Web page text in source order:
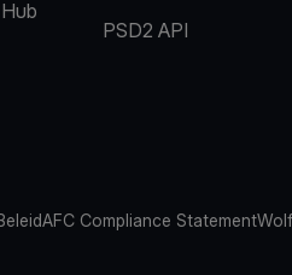
PSD2 API
AFC Compliance Statement